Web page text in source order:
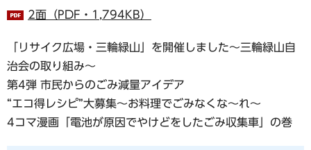
2面（PDF・1,794KB）
「リサイク広場・三輪緑山」を開催しました～三輪緑山自
治会の取り組み～
第4弾 市民からのごみ減量アイデア
“エコ得レシピ”大募集～お料理でごみなくな～れ～
4コマ漫画「電池が原因でやけどをしたごみ収集車」の巻